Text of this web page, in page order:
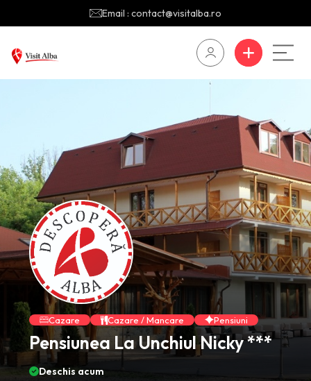
Email : contact@visitalba.ro
Cazare Cazare / Mancare Pensiuni
Pensiunea La Unchiul Nicky ***
Deschis acum